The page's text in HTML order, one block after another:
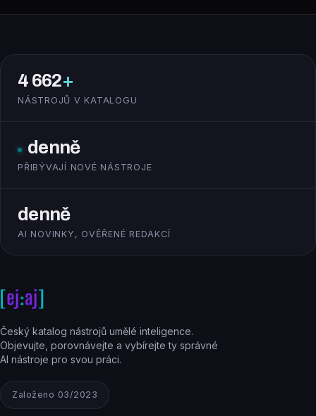
4 662+
NÁSTROJŮ V KATALOGU
denně
PŘIBÝVAJÍ NOVÉ NÁSTROJE
denně
AI NOVINKY, OVĚŘENÉ REDAKCÍ
Český katalog nástrojů umělé inteligence.
Objevujte, porovnávejte a vybírejte ty správné
AI nástroje pro svou práci.
Založeno 03/2023